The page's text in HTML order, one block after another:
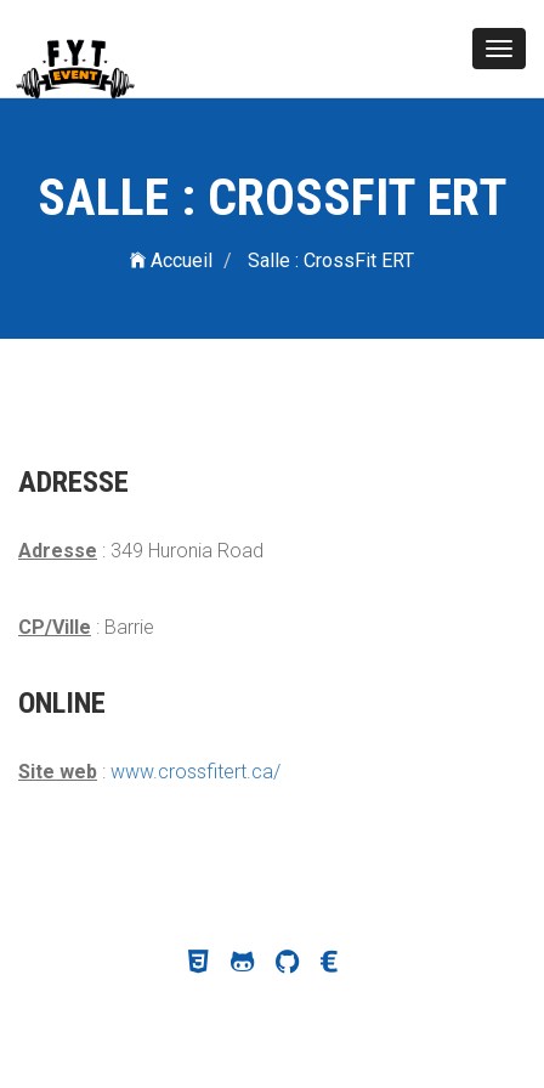
SALLE : CROSSFIT ERT
Accueil Salle : CrossFit ERT
ADRESSE
Adresse : 349 Huronia Road
CP/Ville : Barrie
ONLINE
Site web : www.crossfitert.ca/